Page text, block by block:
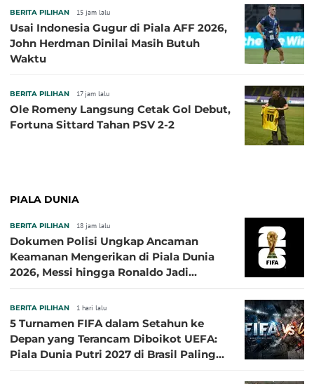
BERITA PILIHAN 15 jam lalu
Usai Indonesia Gugur di Piala AFF 2026,
John Herdman Dinilai Masih Butuh
Waktu
BERITA PILIHAN 17 jam lalu
Ole Romeny Langsung Cetak Gol Debut,
Fortuna Sittard Tahan PSV 2-2
PIALA DUNIA
BERITA PILIHAN 18 jam lalu
Dokumen Polisi Ungkap Ancaman
Keamanan Mengerikan di Piala Dunia
2026, Messi hingga Ronaldo Jadi
BERITA PILIHAN 1 hari lalu
5 Turnamen FIFA dalam Setahun ke
Depan yang Terancam Diboikot UEFA:
Piala Dunia Putri 2027 di Brasil Paling